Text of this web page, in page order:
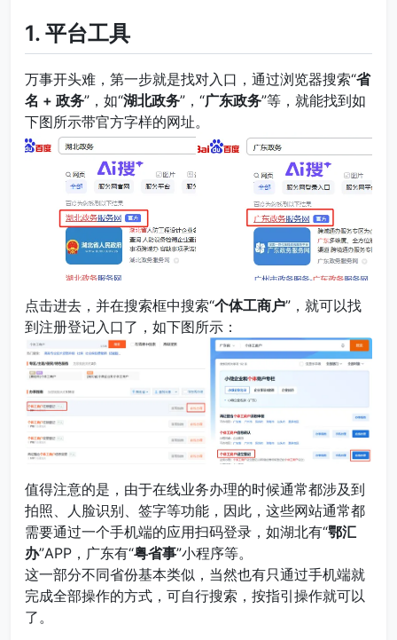
1. 平台工具
万事开头难，第一步就是找对入口，通过浏览器搜索“省
名 + 政务”，如“湖北政务”，“广东政务”等，就能找到如
下图所示带官方字样的网址。
点击进去，并在搜索框中搜索“个体工商户”，就可以找
到注册登记入口了，如下图所示：
值得注意的是，由于在线业务办理的时候通常都涉及到
拍照、人脸识别、签字等功能，因此，这些网站通常都
需要通过一个手机端的应用扫码登录，如湖北有“鄂汇
办”APP，广东有“粤省事”小程序等。
这一部分不同省份基本类似，当然也有只通过手机端就
完成全部操作的方式，可自行搜索，按指引操作就可以
了。